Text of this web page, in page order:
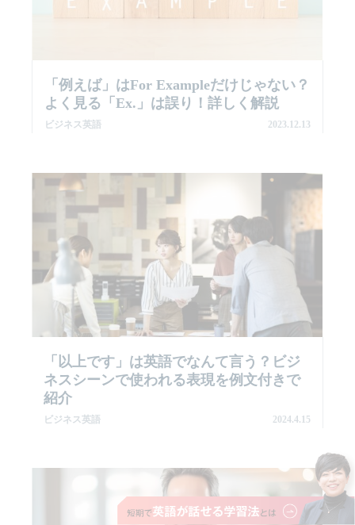
「例えば」はfor Exampleだけじゃない？
よく見る「ex.」は誤り！詳しく解説
ビジネス英語 2023.12.13
「以上です」は英語でなんて言う？ビジ
ネスシーンで使われる表現を例文付きで
紹介
ビジネス英語 2024.4.15